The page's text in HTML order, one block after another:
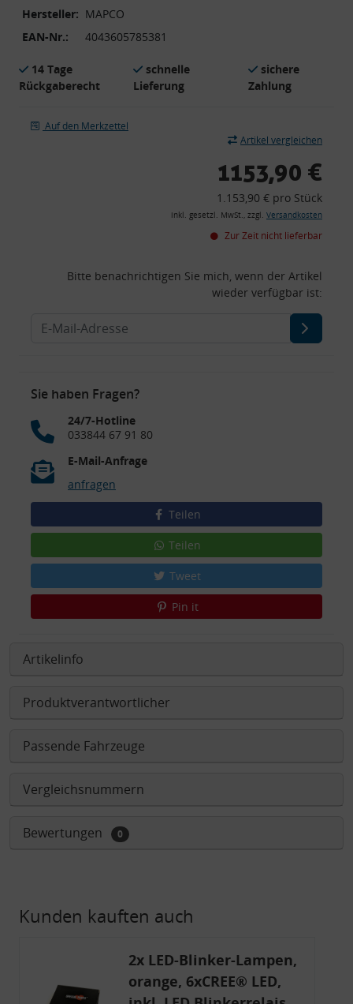
Hersteller: MAPCO
EAN-Nr.:
4043605785381
14 Tage
Rückgaberecht
schnelle
Lieferung
sichere
Zahlung
Auf den Merkzettel
Artikel vergleichen
1153,90 €
1.153,90 € pro Stück
inkl. gesetzl. MwSt., zzgl. Versandkosten
Zur Zeit nicht lieferbar
Bitte benachrichtigen Sie mich, wenn der Artikel
wieder verfügbar ist:
Sie haben Fragen?
24/7-Hotline
033844 67 91 80
E-Mail-Anfrage
anfragen
Teilen
Teilen
Tweet
Pin it
Artikelinfo
Produktverantwortlicher
Passende Fahrzeuge
Vergleichsnummern
Bewertungen 0
Kunden kauften auch
2x LED-Blinker-Lampen,
orange, 6xCREE® LED,